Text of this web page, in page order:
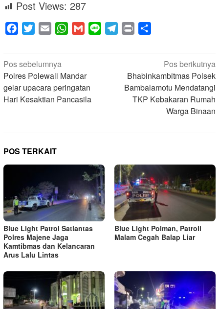
Post Views: 287
Facebook
Twitter Email WhatsApp
Gmail Line Telegram
Print
Navigasi
pos
Pos sebelumnya
Polres Polewali Mandar
gelar upacara peringatan
Hari Kesaktian Pancasila
Pos berikutnya
Bhabinkambitmas Polsek
Bambalamotu Mendatangi
TKP Kebakaran Rumah
Warga Binaan
POS TERKAIT
Blue Light Patrol Satlantas
Polres Majene Jaga
Kamtibmas dan Kelancaran
Arus Lalu Lintas
Blue Light Polman, Patroli
Malam Cegah Balap Liar